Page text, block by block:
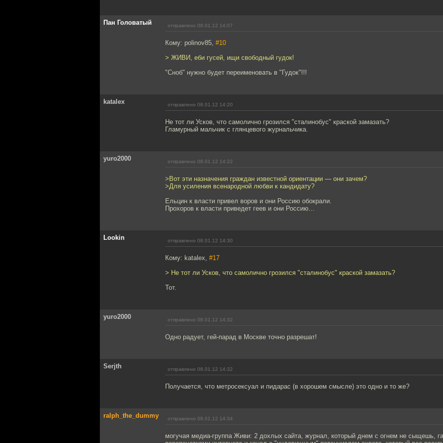
Пан Головатый отправлено 08.01.12 14:07
Кому: polinov85, #10
> ЖИВИ, еби гусей, ищи свободный гудок!
"Сноб" нужно будет переименовать в "Гудок"!!!
katalex отправлено 08.01.12 14:20
Не тот ли Усков, что самолично грозился "сталинобус" краской замазать?
Гламурный мальчик с глянцевого журнальчика.
yuro2000 отправлено 08.01.12 14:22
>Вот эти назначения граждан известной ориентации — они зачем?
>Для усиления всенародной любви к кандидату?
Ельцин к власти привел воров и они Россию обокрали.
Прохоров к власти приведет геев и они Россию...
Lookin отправлено 08.01.12 14:30
Кому: katalex, #17
> Не тот ли Усков, что самолично грозился "сталинобус" краской замазать?
Тот.
yuro2000 отправлено 08.01.12 14:32
Одно радует, гей-парад в Москве точно разрешат!
Serjth отправлено 08.01.12 14:32
Получается, что метросексуал и пидарас (в хорошем смысле) это одно и то же?
ralph_the_dummy отправлено 08.01.12 14:34
могучая медиа-группа Живи: 2 дохлых сайта, журнал, который днем с огнем не сыщешь,